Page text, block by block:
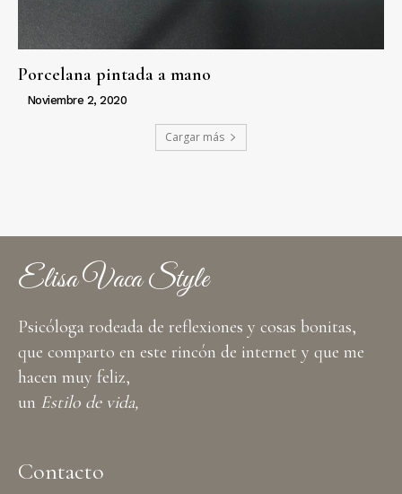
Porcelana pintada a mano
Noviembre 2, 2020
Cargar más
Elisa Vaca Style
Psicóloga rodeada de reflexiones y cosas bonitas,
que comparto en este rincón de internet y que me
hacen muy feliz,
un Estilo de vida,
Contacto